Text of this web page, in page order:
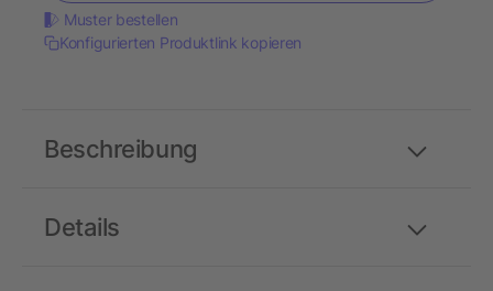
Muster bestellen
Konfigurierten Produktlink kopieren
Details
Beschreibung